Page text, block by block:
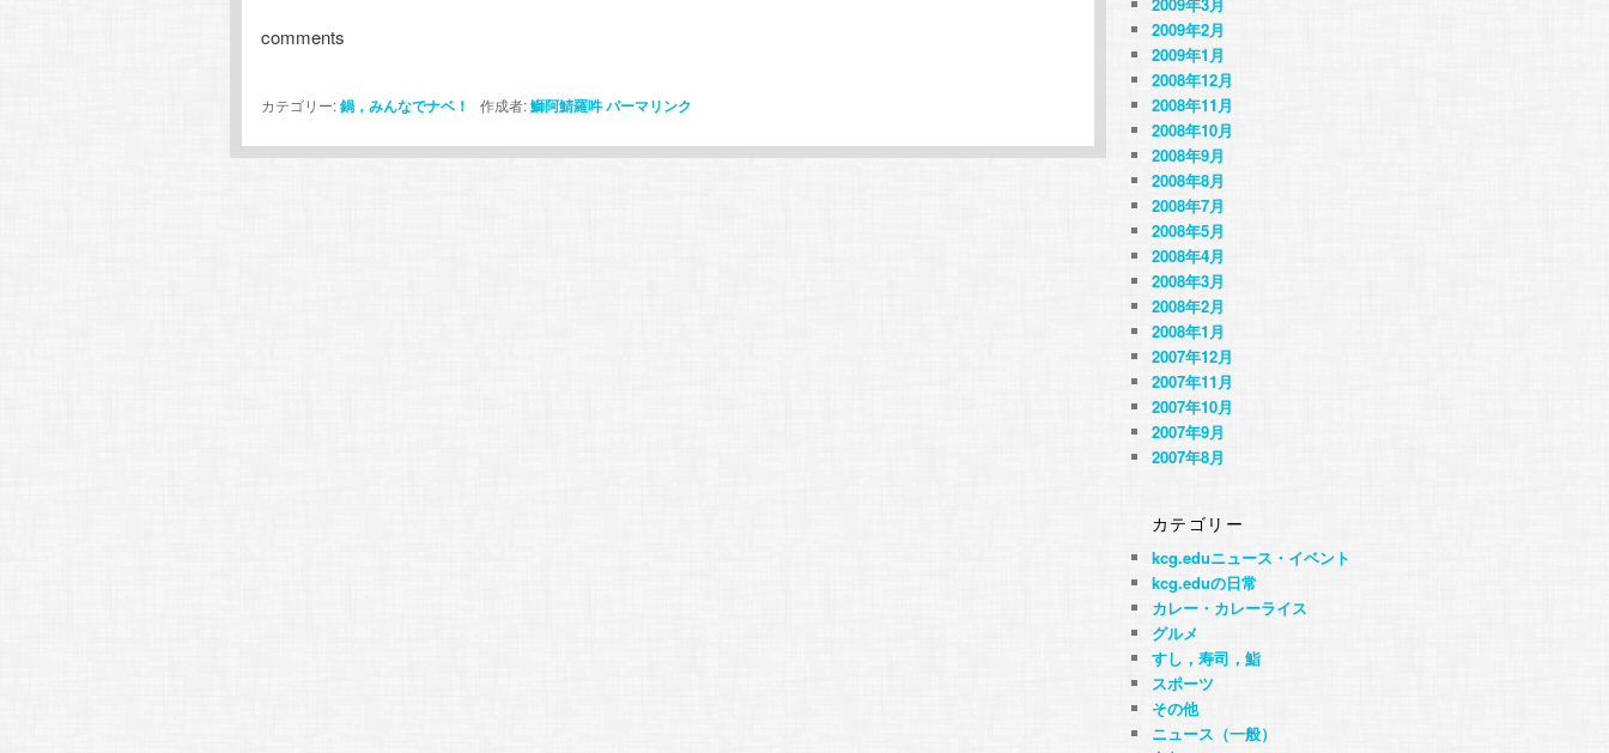
comments
カテゴリー:鍋，みんなでナベ！ 作成者:鰤阿鯖羅吽パーマリンク
2009年2月
2009年1月
2008年12月
2008年11月
2008年10月
2008年9月
2008年8月
2008年7月
2008年5月
2008年4月
2008年3月
2008年2月
2008年1月
2007年12月
2007年11月
2007年10月
2007年9月
2007年8月
カテゴリー
kcg.eduニュース・イベント
kcg.eduの日常
カレー・カレーライス
グルメ
すし，寿司，鮨
スポーツ
その他
ニュース（一般）